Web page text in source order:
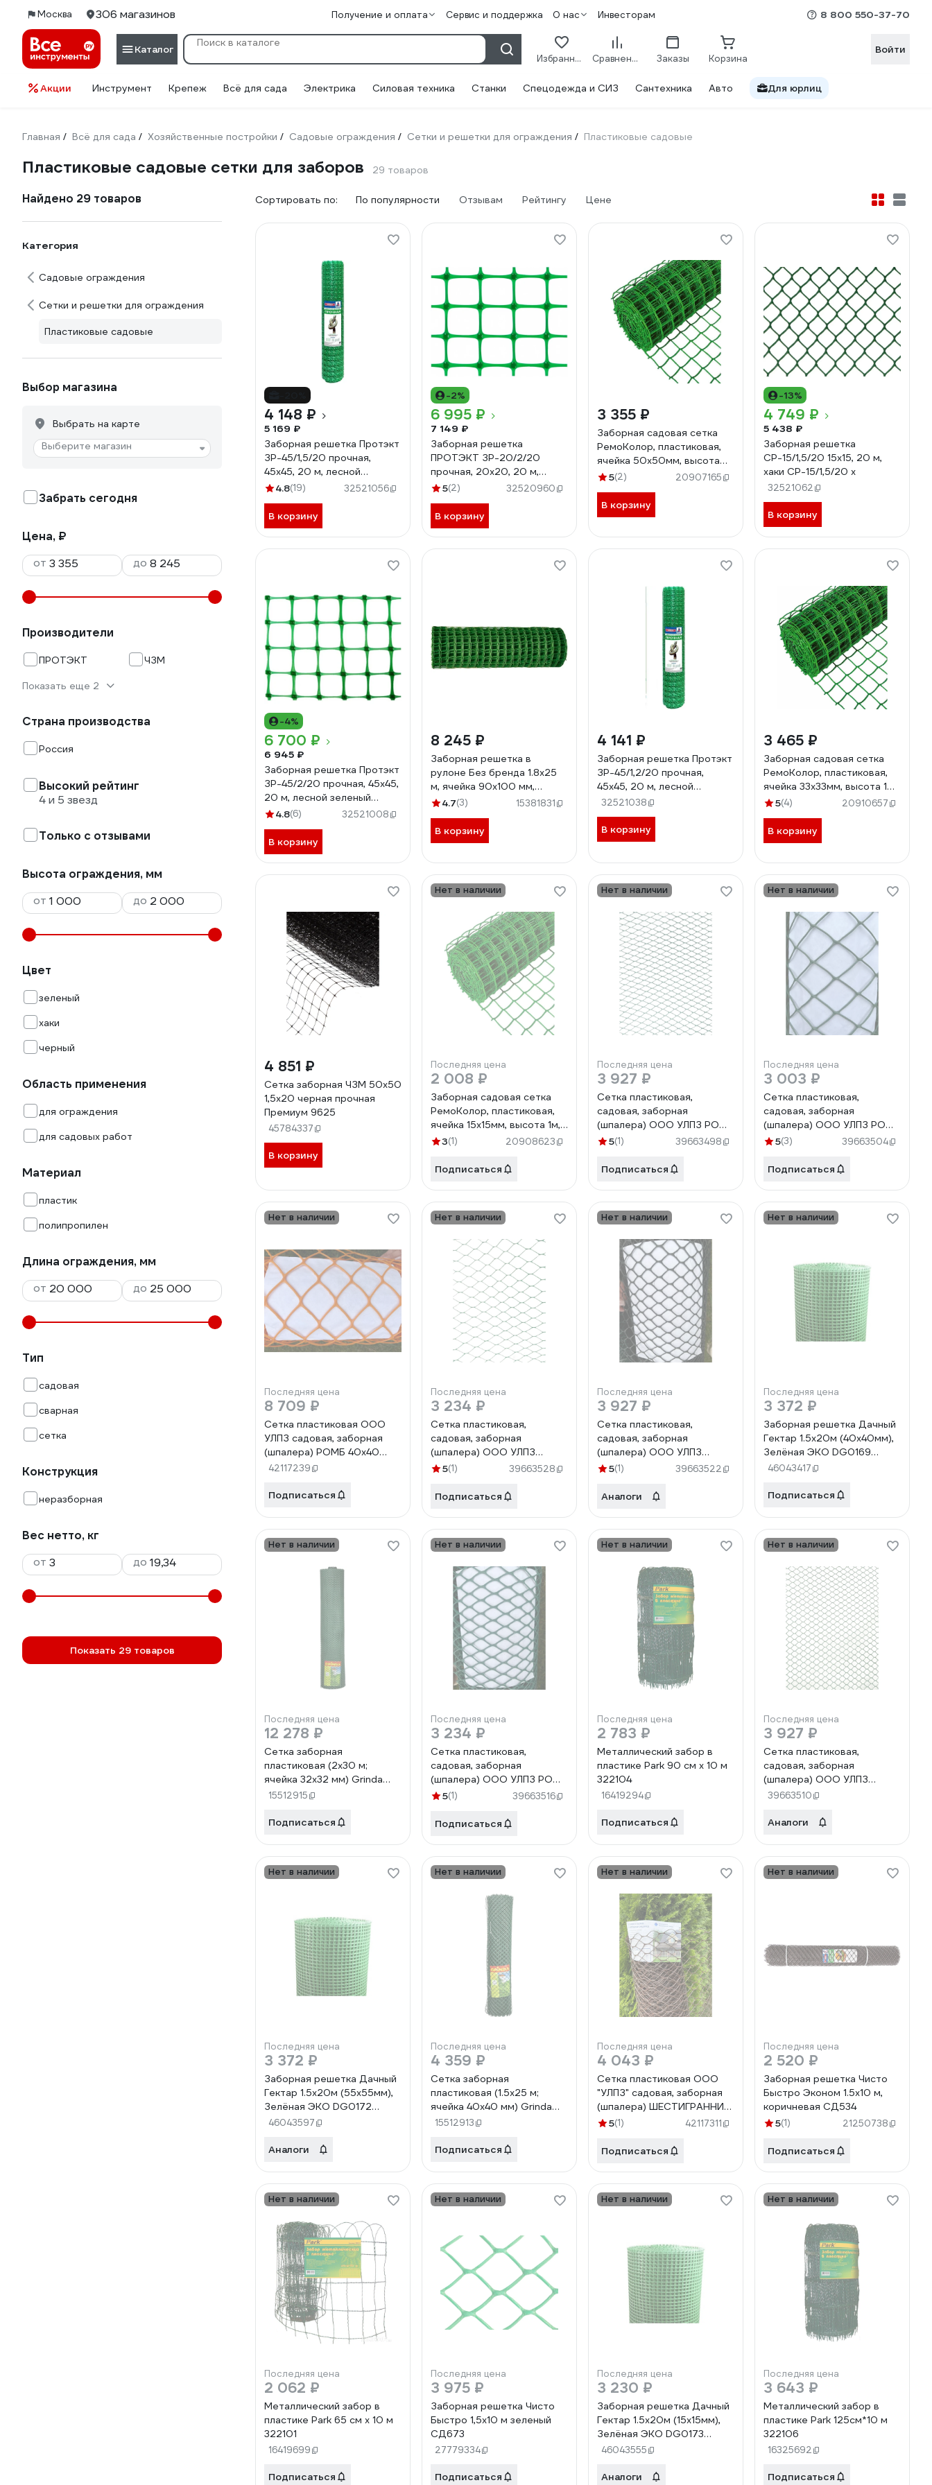
Москва 306 магазинов Получение и оплата Сервис и поддержка О нас Инвесторам 8 800 550-37-70
Каталог
Избранное Сравнение Заказы Корзина
Войти
Акции Инструмент Крепеж Всё для сада Электрика Силовая техника Станки Спецодежда и СИЗ Сантехника Авто Для юрлиц
Главная / Всё для сада / Хозяйственные постройки / Садовые ограждения / Сетки и решетки для ограждения / Пластиковые садовые
Пластиковые садовые сетки для заборов 29 товаров
Найдено 29 товаров
Категория
Садовые ограждения
Сетки и решетки для ограждения
Пластиковые садовые
Выбор магазина
Выбрать на карте
Выберите магазин
Забрать сегодня
Цена, ₽
от
до
Производители
ПРОТЭКТ ЧЗМ
Показать еще 2
Страна производства
Россия
Высокий рейтинг
4 и 5 звезд
Только с отзывами
Высота ограждения, мм
от
до
Цвет
зеленый
хаки
черный
Область применения
для ограждения
для садовых работ
Материал
пластик
полипропилен
Длина ограждения, мм
от
до
Тип
садовая
сварная
сетка
Конструкция
неразборная
Вес нетто, кг
от
до
Показать 29 товаров
Сортировать по: По популярности Отзывам Рейтингу Цене
4 148 ₽
5 169 ₽
Заборная решетка Протэкт
ЗР-45/1,5/20 прочная,
45x45, 20 м, лесной
зеленый ЗР-45/1,5/20 лз
4.8(19) 32521056
В корзину
-2%
6 995 ₽
7 149 ₽
Заборная решетка
ПРОТЭКТ ЗР-20/2/20
прочная, 20x20, 20 м,
лесной зеленый
5(2) 32520960
В корзину
3 355 ₽
Заборная садовая сетка
РемоКолор, пластиковая,
ячейка 50x50мм, высота
1м, длина 20 м 66-0-018
5(2) 20907165
В корзину
-13%
4 749 ₽
5 438 ₽
Заборная решетка
СР-15/1,5/20 15x15, 20 м,
хаки СР-15/1,5/20 х
32521062
В корзину
-4%
6 700 ₽
6 945 ₽
Заборная решетка Протэкт
ЗР-45/2/20 прочная, 45x45,
20 м, лесной зеленый
ЗР-45/2/20 лз
4.8(6) 32521008
В корзину
8 245 ₽
Заборная решетка в
рулоне Без бренда 1.8x25
м, ячейка 90х100 мм,
пластиковая, зеленая 64541
4.7(3) 15381831
В корзину
4 141 ₽
Заборная решетка Протэкт
ЗР-45/1,2/20 прочная,
45x45, 20 м, лесной
зеленый ЗР-45/1,2/20 лз
32521038
В корзину
3 465 ₽
Заборная садовая сетка
РемоКолор, пластиковая,
ячейка 33x33мм, высота 1м,
длина 20 м 66-0-017
5(4) 20910657
В корзину
4 851 ₽
Сетка заборная ЧЗМ 50х50
1,5х20 черная прочная
Премиум 9625
45784337
В корзину
Нет в наличии
Последняя цена
2 008 ₽
Заборная садовая сетка
РемоКолор, пластиковая,
ячейка 15x15мм, высота 1м,
длина 20 м 66-0-016
3(1) 20908623
Подписаться
Нет в наличии
Последняя цена
3 927 ₽
Сетка пластиковая,
садовая, заборная
(шпалера) ООО УЛПЗ РОМБ
25х25 (зеленый) 1,5м10м
5(1) 39663498
Подписаться
Нет в наличии
Последняя цена
3 003 ₽
Сетка пластиковая,
садовая, заборная
(шпалера) ООО УЛПЗ РОМБ
40х40 (зеленый) 1,5м10м
5(3) 39663504
Подписаться
Нет в наличии
Последняя цена
8 709 ₽
Сетка пластиковая ООО
УЛПЗ садовая, заборная
(шпалера) РОМБ 40х40
(оранжевый) 1,5х30м
42117239
Подписаться
Нет в наличии
Последняя цена
3 234 ₽
Сетка пластиковая,
садовая, заборная
(шпалера) ООО УЛПЗ
ШЕСТИГРАННИК 3030
4687206759428
5(1) 39663528
Подписаться
Нет в наличии
Последняя цена
3 927 ₽
Сетка пластиковая,
садовая, заборная
(шпалера) ООО УЛПЗ
ШЕСТИГРАННИК 2020
4687206759411
5(1) 39663522
Аналоги
Нет в наличии
Последняя цена
3 372 ₽
Заборная решетка Дачный
Гектар 1.5х20м (40х40мм),
Зелёная ЭКО DG0169
СД366
46043417
Подписаться
Нет в наличии
Последняя цена
12 278 ₽
Сетка заборная
пластиковая (2х30 м;
ячейка 32х32 мм) Grinda
422268
15512915
Подписаться
Нет в наличии
Последняя цена
3 234 ₽
Сетка пластиковая,
садовая, заборная
(шпалера) ООО УЛПЗ РОМБ
3030 (зеленый) 1,5мх10м
5(1) 39663516
Подписаться
Нет в наличии
Последняя цена
2 783 ₽
Металлический забор в
пластике Park 90 см х 10 м
322104
16419294
Подписаться
Нет в наличии
Последняя цена
3 927 ₽
Сетка пластиковая,
садовая, заборная
(шпалера) ООО УЛПЗ
ШЕСТИГРАННИК 20х20
4687206759404
39663510
Аналоги
Нет в наличии
Последняя цена
3 372 ₽
Заборная решетка Дачный
Гектар 1.5х20м (55х55мм),
Зелёная ЭКО DG0172
СД394
46043597
Аналоги
Нет в наличии
Последняя цена
4 359 ₽
Сетка заборная
пластиковая (1.5х25 м;
ячейка 40х40 мм) Grinda
422266
15512913
Подписаться
Нет в наличии
Последняя цена
4 043 ₽
Сетка пластиковая ООО
"УЛПЗ" садовая, заборная
(шпалера) ШЕСТИГРАННИК
60х60 (коричневый)
5(1) 42117311
Подписаться
Нет в наличии
Последняя цена
2 520 ₽
Заборная решетка Чисто
Быстро Эконом 1.5х10 м,
коричневая СД534
5(1) 21250738
Подписаться
Нет в наличии
Последняя цена
2 062 ₽
Металлический забор в
пластике Park 65 см х 10 м
322101
16419699
Подписаться
Нет в наличии
Последняя цена
3 975 ₽
Заборная решетка Чисто
Быстро 1,5x10 м зеленый
СД673
27779334
Подписаться
Нет в наличии
Последняя цена
3 230 ₽
Заборная решетка Дачный
Гектар 1.5х20м (15х15мм),
Зелёная ЭКО DG0173
СД513
46043555
Аналоги
Нет в наличии
Последняя цена
3 643 ₽
Металлический забор в
пластике Park 125см*10 м
322106
16325692
Подписаться